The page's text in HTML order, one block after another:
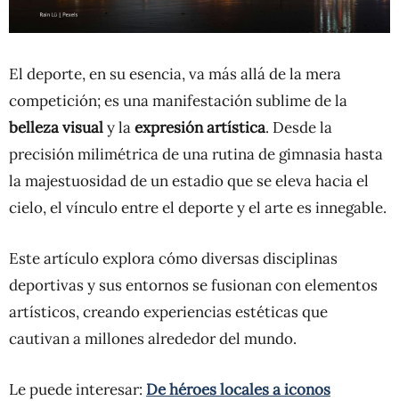
El deporte, en su esencia, va más allá de la mera
competición; es una manifestación sublime de la
belleza visualy laexpresión artística. Desde la
precisión milimétrica de una rutina de gimnasia hasta
la majestuosidad de un estadio que se eleva hacia el
cielo, el vínculo entre el deporte y el arte es innegable.
Este artículo explora cómo diversas disciplinas
deportivas y sus entornos se fusionan con elementos
artísticos, creando experiencias estéticas que
cautivan a millones alrededor del mundo.
Le puede interesar: De héroes locales a iconos